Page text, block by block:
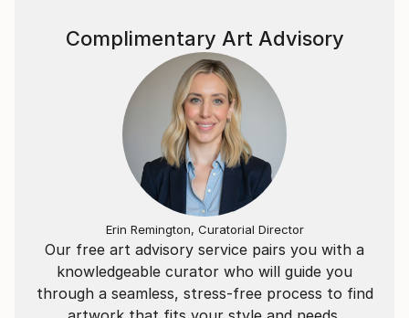
Our free art advisory service pairs you with a
knowledgeable curator who will guide you
through a seamless, stress-free process to find
Complimentary Art Advisory
Erin Remington, Curatorial Director